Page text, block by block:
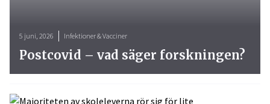
5 juni, 2026 Infektioner & Vacciner
Postcovid – vad säger forskningen?